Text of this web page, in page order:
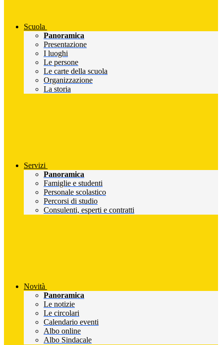
Scuola
Panoramica
Presentazione
I luoghi
Le persone
Le carte della scuola
Organizzazione
La storia
Servizi
Panoramica
Famiglie e studenti
Personale scolastico
Percorsi di studio
Consulenti, esperti e contratti
Novità
Panoramica
Le notizie
Le circolari
Calendario eventi
Albo online
Albo Sindacale